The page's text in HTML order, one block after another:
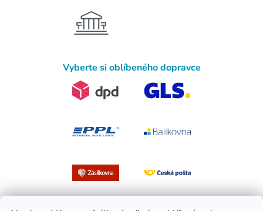
Vyberte si oblíbeného dopravce